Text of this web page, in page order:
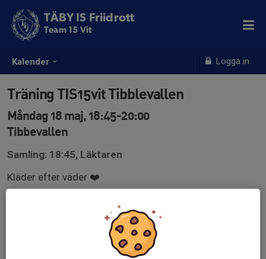
Kalender Logga in
TÄBY IS Friidrott
Team 15 Vit
Träning TIS15vit Tibblevallen
Måndag 18 maj, 18:45-20:00
Tibbevallen
Samling: 18:45, Läktaren
Kläder efter väder ❤️
Viktigt - Föräldrar ansvarar för sina barn på arenan före
och efter träningspasset